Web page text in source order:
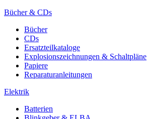
Bücher & CDs
Bücher
CDs
Ersatzteilkataloge
Explosionszeichnungen & Schaltpläne
Papiere
Reparaturanleitungen
Elektrik
Batterien